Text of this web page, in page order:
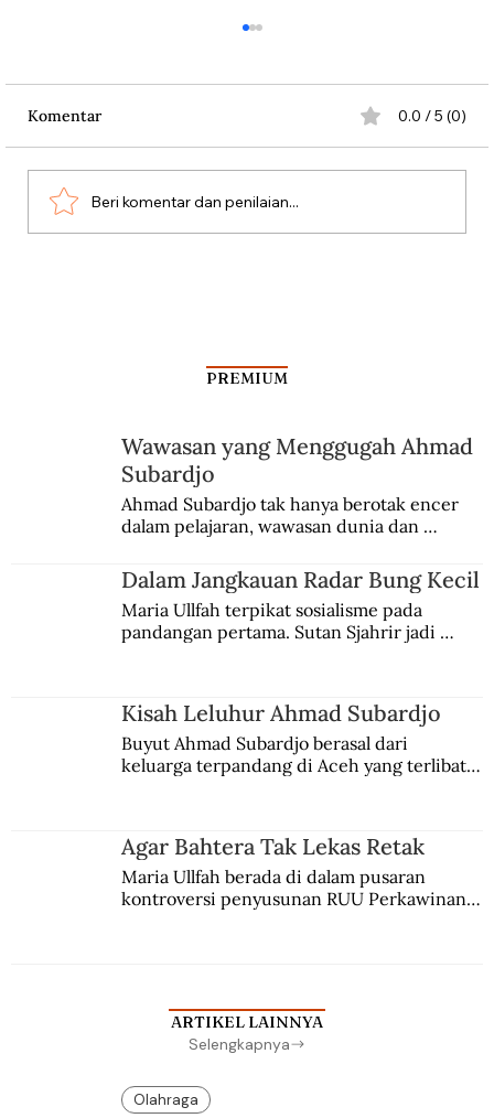
Aksi Koboi Jenderal Moestopo
Komentar 0.0 / 5 (0)
Beri komentar dan penilaian...
PREMIUM
Wawasan yang Menggugah Ahmad
Subardjo
Ahmad Subardjo tak hanya berotak encer
dalam pelajaran, wawasan dunia dan
Jules Verne, Multatuli, hingga Sun Yat-sen.
Dalam Jangkauan Radar Bung Kecil
Maria Ullfah terpikat sosialisme pada
pandangan pertama. Sutan Sjahrir jadi
Kisah Leluhur Ahmad Subardjo
Buyut Ahmad Subardjo berasal dari
keluarga terpandang di Aceh yang terlibat
Agar Bahtera Tak Lekas Retak
Maria Ullfah berada di dalam pusaran
kontroversi penyusunan RUU Perkawinan.
ARTIKEL LAINNYA
Selengkapnya
Olahraga